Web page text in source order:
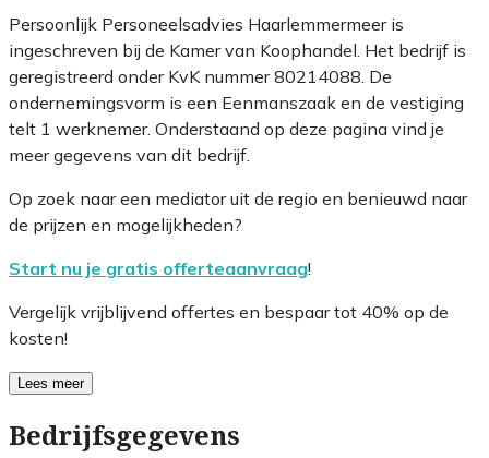
Persoonlijk Personeelsadvies Haarlemmermeer is
ingeschreven bij de Kamer van Koophandel. Het bedrijf is
geregistreerd onder KvK nummer 80214088. De
ondernemingsvorm is een Eenmanszaak en de vestiging
telt 1 werknemer. Onderstaand op deze pagina vind je
meer gegevens van dit bedrijf.
Op zoek naar een mediator uit de regio en benieuwd naar
de prijzen en mogelijkheden?
Start nu je gratis offerteaanvraag!
Vergelijk vrijblijvend offertes en bespaar tot 40% op de
kosten!
Lees meer
Bedrijfsgegevens